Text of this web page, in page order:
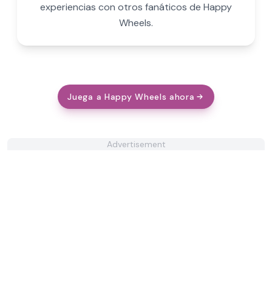
experiencias con otros fanáticos de Happy
Wheels.
Juega a Happy Wheels ahora
Advertisement